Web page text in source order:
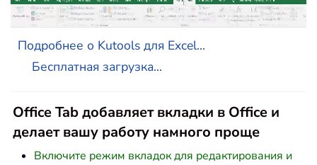
Подробнее о Kutools для Excel...
Бесплатная загрузка...
Office Tab добавляет вкладки в Office и
делает вашу работу намного проще
Включите режим вкладок для редактирования и